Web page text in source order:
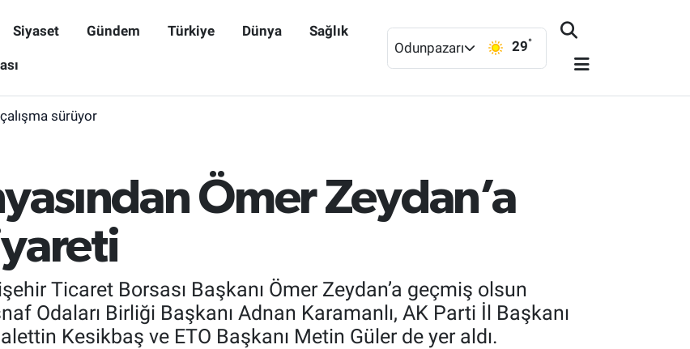
Siyaset Gündem Türkiye Dünya Sağlık
Odunpazarı 29°
sürüyor
Ömer Zeydan’a
Ticaret Borsası Başkanı Ömer Zeydan’a geçmiş olsun
Odaları Birliği Başkanı Adnan Karamanlı, AK Parti İl Başkanı
Kesikbaş ve ETO Başkanı Metin Güler de yer aldı.